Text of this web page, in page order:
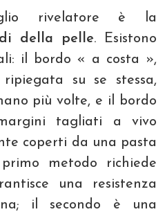
rivelatore è la
della pelle. Esistono
il bordo « a costa »,
su se stessa,
più volte, e il bordo
tagliati a vivo
coperti da una pasta
metodo richiede
una resistenza
il secondo è una